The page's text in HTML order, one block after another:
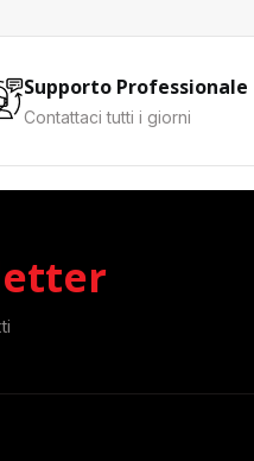
Supporto Professionale
Contattaci tutti i giorni